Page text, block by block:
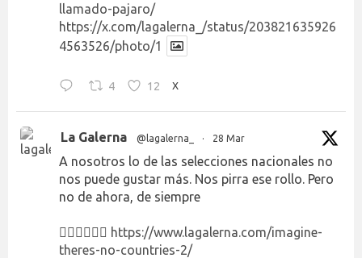
llamado-pajaro/
https://x.com/lagalerna_/status/203821635926
4563526/photo/1
4 12 X
La Galerna @lagalerna_ · 28 Mar
A nosotros lo de las selecciones nacionales no
nos puede gustar más. Nos pirra ese rollo. Pero
no de ahora, de siempre
👉🏻👉🏻👉🏻 https://www.lagalerna.com/imagine-
theres-no-countries-2/